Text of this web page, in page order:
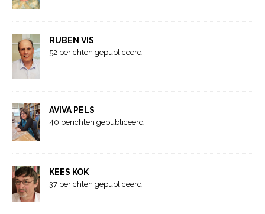
RUBEN VIS
52 berichten gepubliceerd
AVIVA PELS
40 berichten gepubliceerd
KEES KOK
37 berichten gepubliceerd